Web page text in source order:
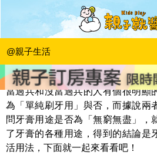
@親子生活
原來「牙膏」這麼好用
尖端出版|2017-01-17
當過兵和沒當過兵的人有個很明顯
為「單純刷牙用」與否，而據說兩
問牙膏用途是否為「無窮無盡」，
了牙膏的各種用途，得到的結論是
活用法，下面就一起來看看吧！